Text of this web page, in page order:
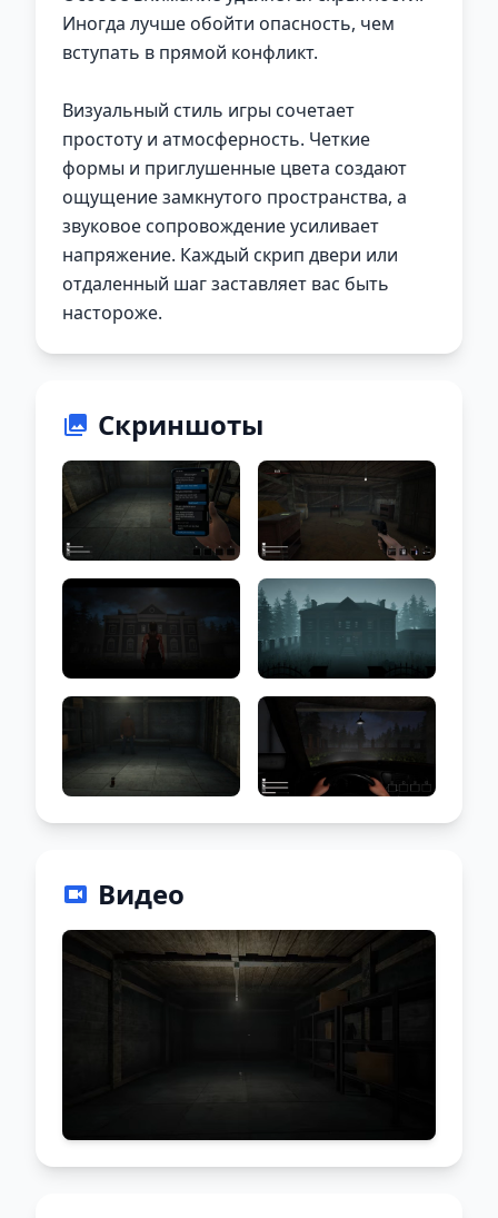
Иногда лучше обойти опасность, чем
вступать в прямой конфликт.
Визуальный стиль игры сочетает
простоту и атмосферность. Четкие
формы и приглушенные цвета создают
ощущение замкнутого пространства, а
звуковое сопровождение усиливает
напряжение. Каждый скрип двери или
отдаленный шаг заставляет вас быть
настороже.
Скриншоты
Видео